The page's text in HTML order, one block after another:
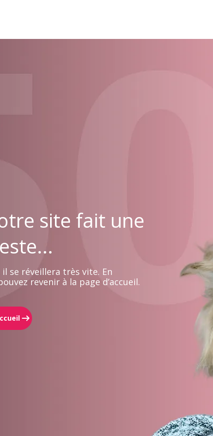
site fait une
il se réveillera très vite. En
revenir à la page d’accueil.